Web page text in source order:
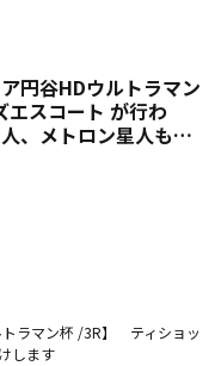
ア円谷HDウルトラマン
エスコート が行わ
、メトロン星人も交
トラマン杯 /3R】 ティショッ
します